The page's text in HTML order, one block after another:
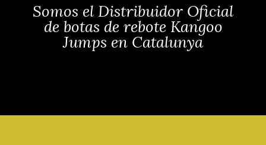
Somos el Distribuidor Oficial
de botas de rebote Kangoo
Jumps en Catalunya